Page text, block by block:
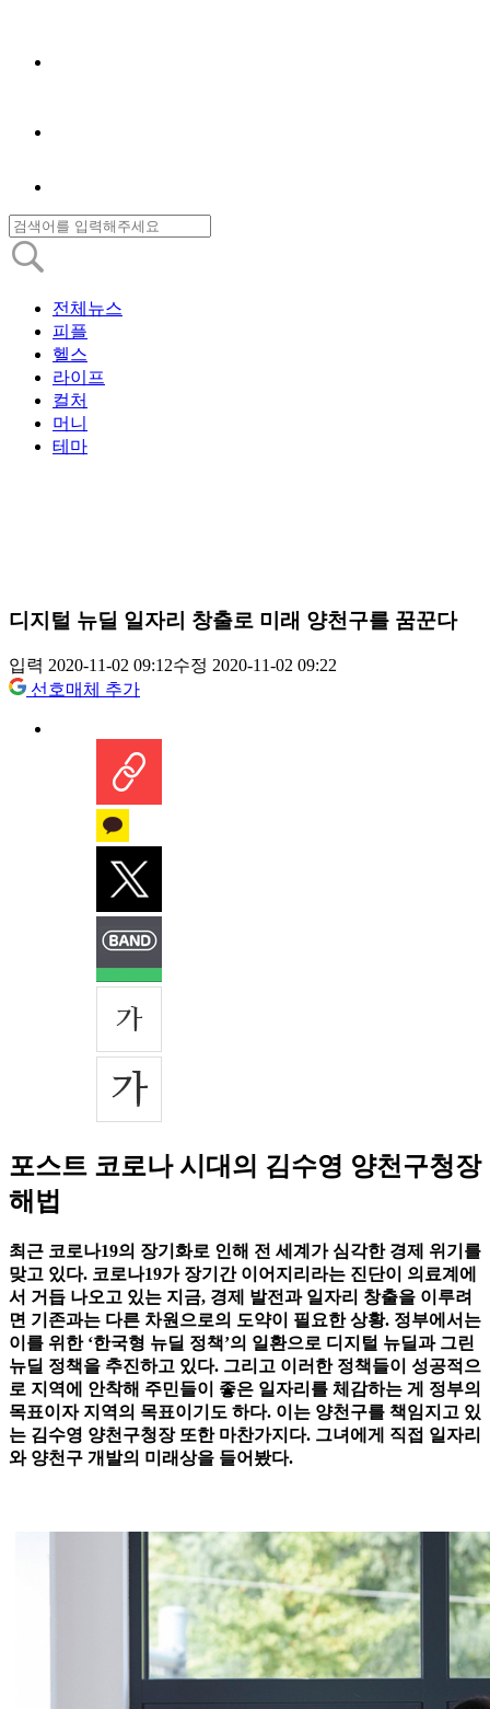
전체뉴스
피플
헬스
라이프
컬처
머니
테마
디지털 뉴딜 일자리 창출로 미래 양천구를 꿈꾼다
입력 2020-11-02 09:12수정 2020-11-02 09:22
선호매체 추가
포스트 코로나 시대의 김수영 양천구청장
해법
최근 코로나19의 장기화로 인해 전 세계가 심각한 경제 위기를
맞고 있다. 코로나19가 장기간 이어지리라는 진단이 의료계에
서 거듭 나오고 있는 지금, 경제 발전과 일자리 창출을 이루려
면 기존과는 다른 차원으로의 도약이 필요한 상황. 정부에서는
이를 위한 ‘한국형 뉴딜 정책’의 일환으로 디지털 뉴딜과 그린
뉴딜 정책을 추진하고 있다. 그리고 이러한 정책들이 성공적으
로 지역에 안착해 주민들이 좋은 일자리를 체감하는 게 정부의
목표이자 지역의 목표이기도 하다. 이는 양천구를 책임지고 있
는 김수영 양천구청장 또한 마찬가지다. 그녀에게 직접 일자리
와 양천구 개발의 미래상을 들어봤다.